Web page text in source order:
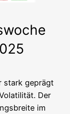
stark geprägt
Der
im